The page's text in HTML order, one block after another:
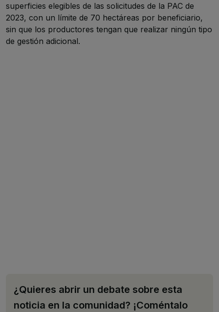
superficies elegibles de las solicitudes de la PAC de
2023, con un límite de 70 hectáreas por beneficiario,
sin que los productores tengan que realizar ningún tipo
de gestión adicional.
¿Quieres abrir un debate sobre esta
noticia en la comunidad? ¡Coméntalo